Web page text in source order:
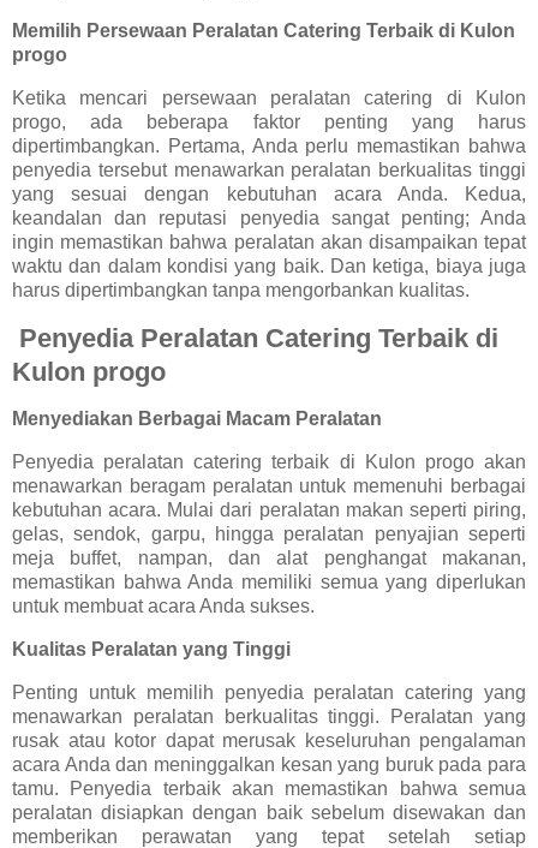
Memilih Persewaan Peralatan Catering Terbaik di Kulon
progo
Ketika mencari persewaan peralatan catering di Kulon
progo, ada beberapa faktor penting yang harus
dipertimbangkan. Pertama, Anda perlu memastikan bahwa
penyedia tersebut menawarkan peralatan berkualitas tinggi
yang sesuai dengan kebutuhan acara Anda. Kedua,
keandalan dan reputasi penyedia sangat penting; Anda
ingin memastikan bahwa peralatan akan disampaikan tepat
waktu dan dalam kondisi yang baik. Dan ketiga, biaya juga
harus dipertimbangkan tanpa mengorbankan kualitas.
Penyedia Peralatan Catering Terbaik di
Kulon progo
Menyediakan Berbagai Macam Peralatan
Penyedia peralatan catering terbaik di Kulon progo akan
menawarkan beragam peralatan untuk memenuhi berbagai
kebutuhan acara. Mulai dari peralatan makan seperti piring,
gelas, sendok, garpu, hingga peralatan penyajian seperti
meja buffet, nampan, dan alat penghangat makanan,
memastikan bahwa Anda memiliki semua yang diperlukan
untuk membuat acara Anda sukses.
Kualitas Peralatan yang Tinggi
Penting untuk memilih penyedia peralatan catering yang
menawarkan peralatan berkualitas tinggi. Peralatan yang
rusak atau kotor dapat merusak keseluruhan pengalaman
acara Anda dan meninggalkan kesan yang buruk pada para
tamu. Penyedia terbaik akan memastikan bahwa semua
peralatan disiapkan dengan baik sebelum disewakan dan
memberikan perawatan yang tepat setelah setiap